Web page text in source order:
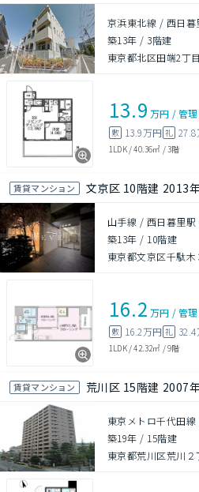
京浜東北線 / 西日暮
築13年 / 3階建
東京都北区田端2丁目
13.9 万円 /管
敷 13.9万円 礼
1LDK/40.36㎡ /3階
賃貸マンション 文京区 10階建 2013
山手線 / 西日暮里駅
築13年 / 10階建
東京都文京区千駄木
16.2 万円 /管
敷 16.2万円 礼
1LDK/42.32㎡ /9階
賃貸マンション 荒川区 15階建 2007
東京メトロ千代田
築19年 / 15階建
東京都荒川区荒川２